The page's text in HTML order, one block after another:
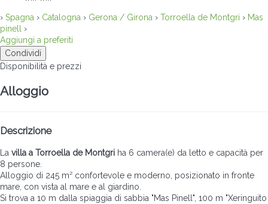
› Spagna › Catalogna › Gerona / Girona › Torroella de Montgri › Mas
pinell ›
Aggiungi a preferiti
Condividi
Disponibilità e prezzi
Alloggio
Descrizione
La villa a Torroella de Montgri ha 6 camera(e) da letto e capacità per
8 persone.
Alloggio di 245 m² confortevole e moderno, posizionato in fronte
mare, con vista al mare e al giardino.
Si trova a 10 m dalla spiaggia di sabbia "Mas Pinell", 100 m "Xeringuito